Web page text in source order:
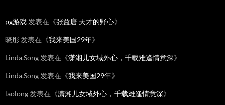
pg游戏 发表在《张益唐 天才的野心》
晓彤 发表在《我来美国29年》
Linda.Song 发表在《潇湘儿女域外心，千载难逢情意深》
Linda.Song 发表在《我来美国29年》
laolong 发表在《潇湘儿女域外心，千载难逢情意深》